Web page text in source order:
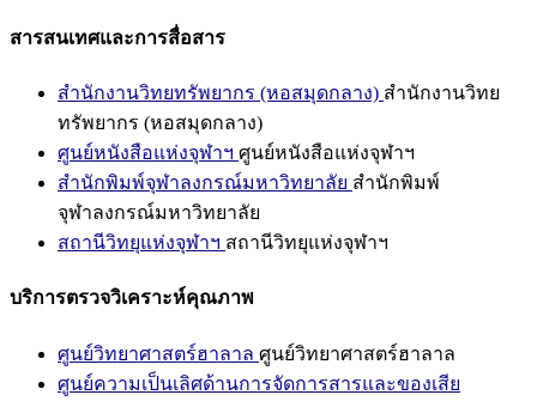
สารสนเทศและการสื่อสาร
สำนักงานวิทยทรัพยากร (หอสมุดกลาง) สำนักงานวิทย
ทรัพยากร (หอสมุดกลาง)
ศูนย์หนังสือแห่งจุฬาฯ ศูนย์หนังสือแห่งจุฬาฯ
สำนักพิมพ์จุฬาลงกรณ์มหาวิทยาลัย สำนักพิมพ์
จุฬาลงกรณ์มหาวิทยาลัย
สถานีวิทยุแห่งจุฬาฯ สถานีวิทยุแห่งจุฬาฯ
บริการตรวจวิเคราะห์คุณภาพ
ศูนย์วิทยาศาสตร์ฮาลาล ศูนย์วิทยาศาสตร์ฮาลาล
ศูนย์ความเป็นเลิศด้านการจัดการสารและของเสีย